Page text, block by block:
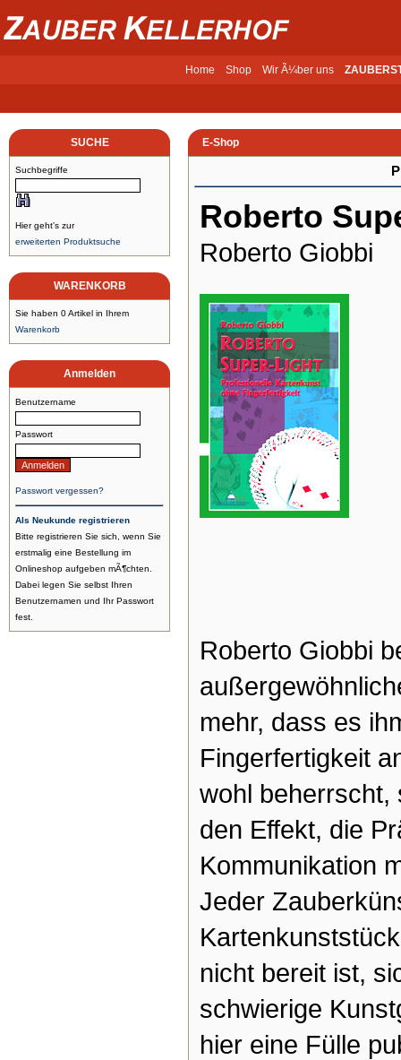
Home Shop Wir Ã¼ber uns
SUCHE
Suchbegriffe
Hier geht's zur
erweiterten Produktsuche
WARENKORB
Sie haben 0 Artikel in Ihrem
Warenkorb
Anmelden
Benutzername
Passwort
Passwort vergessen?
Als Neukunde registrieren
Bitte registrieren Sie sich, wenn Sie
erstmalig eine Bestellung im
Onlineshop aufgeben mÃ¶chten.
Dabei legen Sie selbst Ihren
Benutzernamen und Ihr Passwort
fest.
E-Shop
Roberto
Roberto Giobbi
Roberto Giobbi
mehr, dass es
Fingerfertigkeit
wohl beherrscht,
den Effekt, die
Kommunikation
Jeder
nicht bereit ist,
schwierige
hier eine Fülle